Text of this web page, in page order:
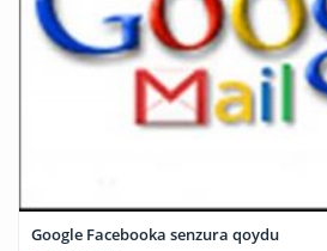
Google Facebooka senzura qoydu